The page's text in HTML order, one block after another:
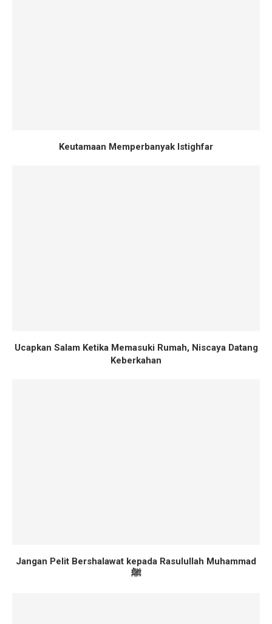
Keutamaan Memperbanyak Istighfar
Ucapkan Salam Ketika Memasuki Rumah, Niscaya Datang
Keberkahan
Jangan Pelit Bershalawat kepada Rasulullah Muhammad
ﷺ